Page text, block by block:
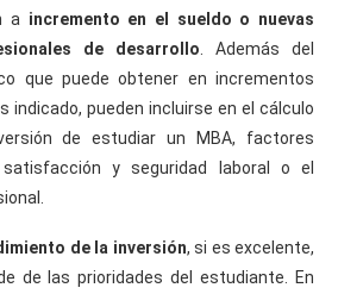
a incremento en el sueldo o nuevas
de desarrollo . Además del
que puede obtener en incrementos
indicado, pueden incluirse en el cálculo
de estudiar un MBA, factores
y seguridad laboral o el
de la inversión, si es excelente,
de las prioridades del estudiante. En